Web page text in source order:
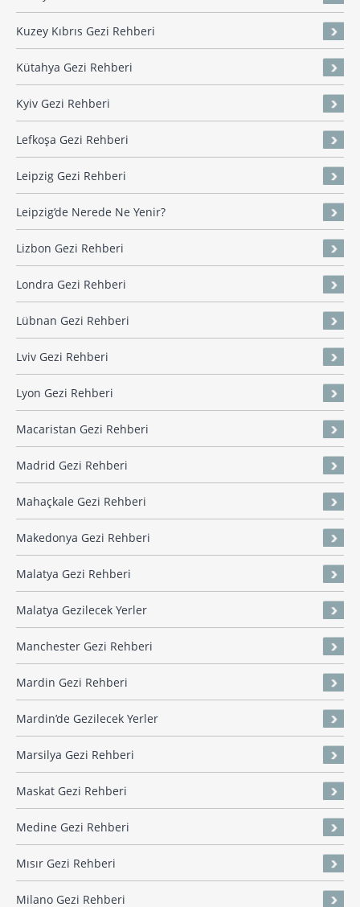
Kuzey Kıbrıs Gezi Rehberi
Kütahya Gezi Rehberi
Kyiv Gezi Rehberi
Lefkoşa Gezi Rehberi
Leipzig Gezi Rehberi
Leipzig’de Nerede Ne Yenir?
Lizbon Gezi Rehberi
Londra Gezi Rehberi
Lübnan Gezi Rehberi
Lviv Gezi Rehberi
Lyon Gezi Rehberi
Macaristan Gezi Rehberi
Madrid Gezi Rehberi
Mahaçkale Gezi Rehberi
Makedonya Gezi Rehberi
Malatya Gezi Rehberi
Malatya Gezilecek Yerler
Manchester Gezi Rehberi
Mardin Gezi Rehberi
Mardin’de Gezilecek Yerler
Marsilya Gezi Rehberi
Maskat Gezi Rehberi
Medine Gezi Rehberi
Mısır Gezi Rehberi
Milano Gezi Rehberi